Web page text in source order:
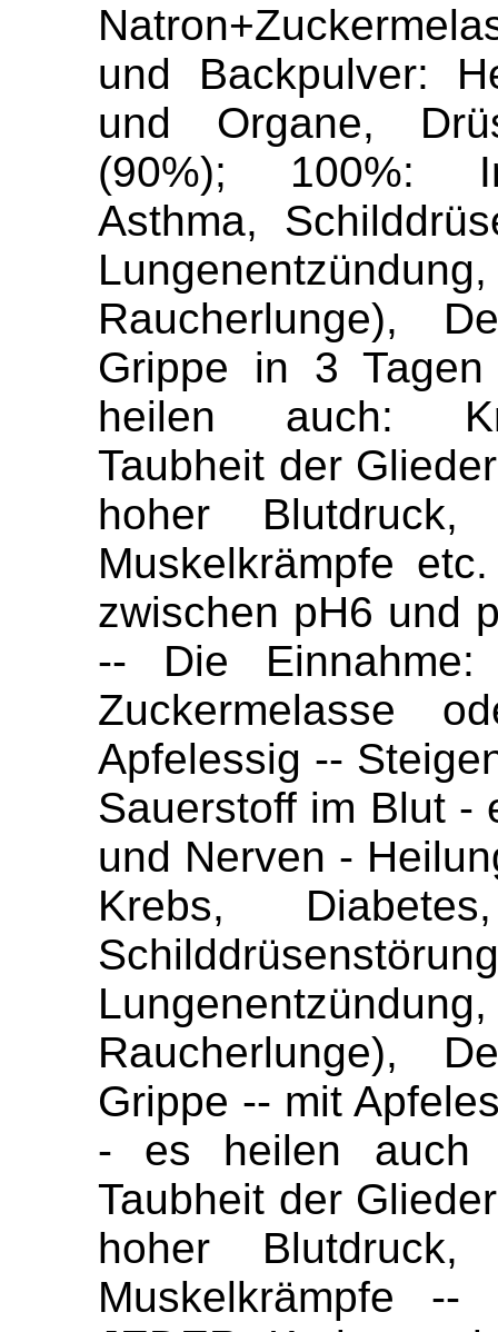
und Backpulver:
und Organe,
(90%); 100%:
Asthma,
Raucherlunge),
Grippe in 3
heilen auch:
Taubheit der
hoher Blutdruck,
Muskelkrämpfe
zwischen pH6 und
-- Die
Zuckermelasse
Apfelessig --
Sauerstoff im Blut -
und Nerven -
Krebs,
Raucherlunge),
Grippe -- mit
- es heilen auch
Taubheit der
hoher Blutdruck,
Muskelkrämpfe